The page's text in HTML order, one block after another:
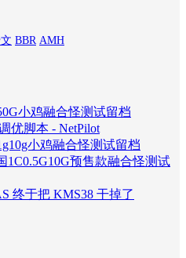
BBR AMH
小鸡融合怪测试留档
优脚本 - NetPilot
小鸡融合怪测试留档
1C0.5G10G预售款融合怪测试
终于把 KMS38 干掉了